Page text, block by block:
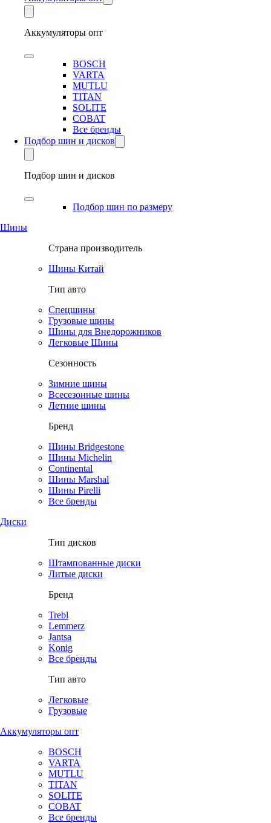
Аккумуляторы опт
BOSCH
VARTA
MUTLU
TITAN
SOLITE
COBAT
Все бренды
Подбор шин и дисков
Подбор шин и дисков
Подбор шин по размеру
Шины
Страна производитель
Шины Китай
Тип авто
Спецшины
Грузовые шины
Шины для Внедорожников
Легковые Шины
Сезонность
Зимние шины
Всесезонные шины
Летние шины
Бренд
Шины Bridgestone
Шины Michelin
Continental
Шины Marshal
Шины Pirelli
Все бренды
Диски
Тип дисков
Штампованные диски
Литые диски
Бренд
Trebl
Lemmerz
Jantsa
Konig
Все бренды
Тип авто
Легковые
Грузовые
Аккумуляторы опт
BOSCH
VARTA
MUTLU
TITAN
SOLITE
COBAT
Все бренды